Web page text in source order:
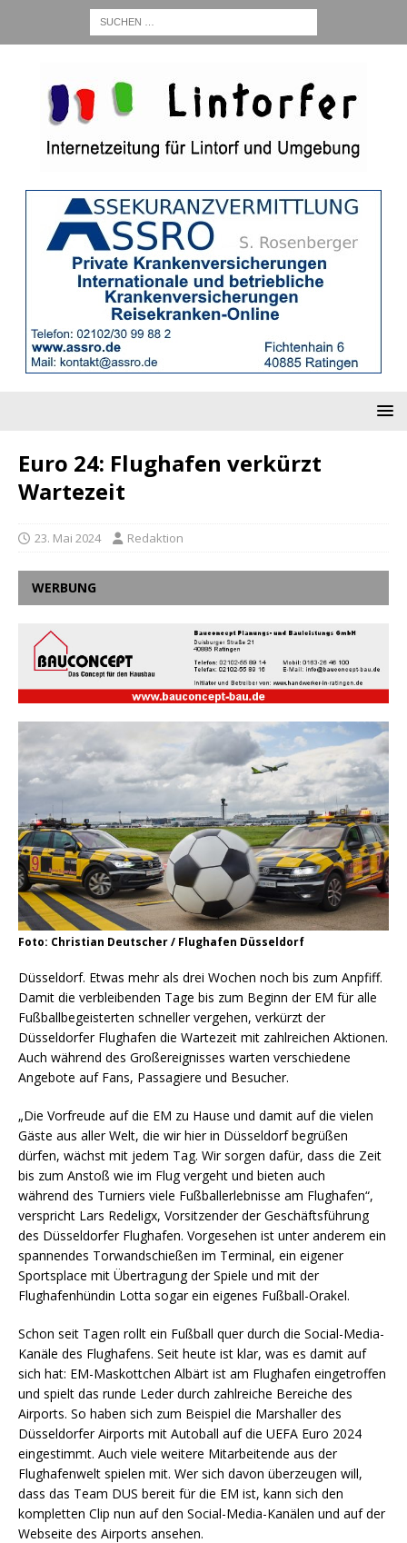
Euro 24: Flughafen verkürzt
Wartezeit
23. Mai 2024 Redaktion
WERBUNG
Foto: Christian Deutscher / Flughafen Düsseldorf
Düsseldorf. Etwas mehr als drei Wochen noch bis zum Anpfiff.
Damit die verbleibenden Tage bis zum Beginn der EM für alle
Fußballbegeisterten schneller vergehen, verkürzt der
Düsseldorfer Flughafen die Wartezeit mit zahlreichen Aktionen.
Auch während des Großereignisses warten verschiedene
Angebote auf Fans, Passagiere und Besucher.
„Die Vorfreude auf die EM zu Hause und damit auf die vielen
Gäste aus aller Welt, die wir hier in Düsseldorf begrüßen
dürfen, wächst mit jedem Tag. Wir sorgen dafür, dass die Zeit
bis zum Anstoß wie im Flug vergeht und bieten auch
während des Turniers viele Fußballerlebnisse am Flughafen“,
verspricht Lars Redeligx, Vorsitzender der Geschäftsführung
des Düsseldorfer Flughafen. Vorgesehen ist unter anderem ein
spannendes Torwandschießen im Terminal, ein eigener
Sportsplace mit Übertragung der Spiele und mit der
Flughafenhündin Lotta sogar ein eigenes Fußball-Orakel.
Schon seit Tagen rollt ein Fußball quer durch die Social-Media-
Kanäle des Flughafens. Seit heute ist klar, was es damit auf
sich hat: EM-Maskottchen Albärt ist am Flughafen eingetroffen
und spielt das runde Leder durch zahlreiche Bereiche des
Airports. So haben sich zum Beispiel die Marshaller des
Düsseldorfer Airports mit Autoball auf die UEFA Euro 2024
eingestimmt. Auch viele weitere Mitarbeitende aus der
Flughafenwelt spielen mit. Wer sich davon überzeugen will,
dass das Team DUS bereit für die EM ist, kann sich den
kompletten Clip nun auf den Social-Media-Kanälen und auf der
Webseite des Airports ansehen.